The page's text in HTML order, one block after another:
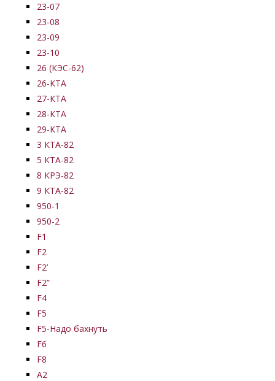
23-07
23-08
23-09
23-10
26 (КЭС-62)
26-КТА
27-КТА
28-КТА
29-КТА
3 КТА-82
5 КТА-82
8 КРЭ-82
9 КТА-82
950-1
950-2
F1
F2
F2’
F2”
F4
F5
F5-Надо бахнуть
F6
F8
А2